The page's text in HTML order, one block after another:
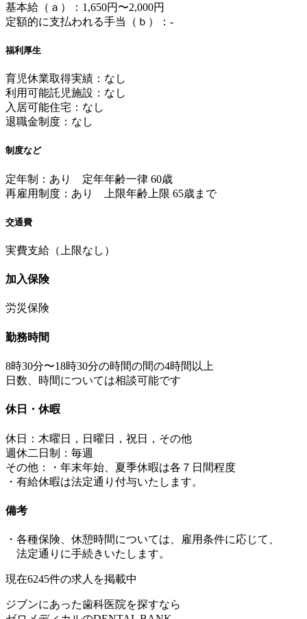
基本給（ａ）：1,650円〜2,000円
定額的に支払われる手当（ｂ）：-
福利厚生
育児休業取得実績：なし
利用可能託児施設：なし
入居可能住宅：なし
退職金制度：なし
制度など
定年制：あり 定年年齢一律 60歳
再雇用制度：あり 上限年齢上限 65歳まで
交通費
実費支給（上限なし）
加入保険
労災保険
勤務時間
8時30分〜18時30分の時間の間の4時間以上
日数、時間については相談可能です
休日・休暇
休日：木曜日，日曜日，祝日，その他
週休二日制：毎週
その他：・年末年始、夏季休暇は各７日間程度
・有給休暇は法定通り付与いたします。
備考
・各種保険、休憩時間については、雇用条件に応じて、
法定通りに手続きいたします。
現在6245件の求人を掲載中
ジブンにあった歯科医院を探すなら